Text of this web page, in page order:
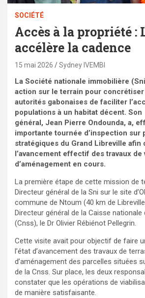
SOCIÉTÉ
Accès à la propriété :
accélère la cadence
15 mai 2026 Sydney IVEMBI
La Société nationale immobilière
action sur le terrain pour concrétiser
autorités gabonaises de faciliter
populations à un habitat décent.
général, Jean Pierre Ondounda, a,
importante tournée d’inspection sur
stratégiques du Grand Libreville afin
l’avancement effectif des travaux de
d’aménagement en cours.
La première étape de cette mission de
Directeur général de la Sni sur le site
commune de Ntoum (40 km de
Directeur général de la Caisse
(Cnss), le Dr Olivier Rébiénot Pellegrin.
Cette visite avait pour objectif de faire
l’état d’avancement des travaux de
d’aménagement des parcelles situées
de la Cnss. Sur place, les deux
constater que les opérations de
de manière satisfaisante.